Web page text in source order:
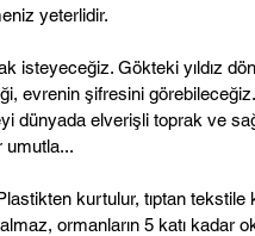
yeterlidir.
isteyeceğiz. Gökteki yıldız
evrenin şifresini görebileceğiz.
dünyada elverişli toprak ve
umutla...
kurtulur, tıptan tekstile
ormanların 5 katı kadar